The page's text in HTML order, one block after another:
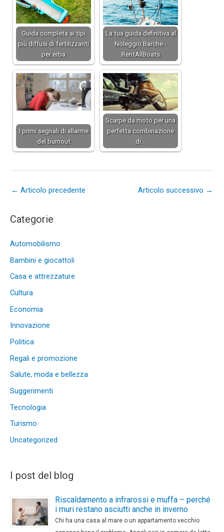
Guida completa ai tipi
più diffusi di fertilizzanti
per erba
La tua guida definitiva al
Noleggio Barche -
RentAllBoats
I primi segnali di allarme
del burnout
Scarpe da moto per una
perfetta combinazione
di…
← Articolo precedente Articolo successivo →
Categorie
Automobilismo
Bambini e giocattoli
Casa e attrezzature
Cultura
Economia
Innovazione
Politica
Regali e promozione
Salute, moda e bellezza
Suggerimenti
Tecnologia
Turismo
Uncategorized
I post del blog
Riscaldamento a infrarossi e muffa – perché
i muri restano asciutti anche in inverno
Chi ha una casa al mare o un appartamento vecchio